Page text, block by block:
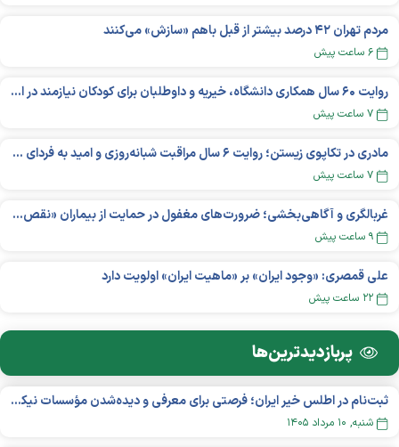
مردم تهران ۴۲ درصد بیشتر از قبل باهم «سازش» می‌کنند
۶ ساعت پیش
روایت ۶۰ سال همکاری دانشگاه، خیریه و داوطلبان برای کودکان نیازمند در استرالیا
۷ ساعت پیش
مادری در تکاپوی زیستن؛ روایت ۶ سال مراقبت شبانه‌روزی و امید به فردای «نورا»
۷ ساعت پیش
غربالگری و آگاهی‌بخشی؛ ضرورت‌های مغفول در حمایت از بیماران «نقص ایمنی اولیه»
۹ ساعت پیش
علی قمصری: «وجود ایران» بر «ماهیت ایران» اولویت دارد
۲۲ ساعت پیش
پربازدید‌ترین‌ها
ثبت‌نام در اطلس خیر ایران؛ فرصتی برای معرفی و دیده‌شدن مؤسسات نیکوکاری
شنبه, ۱۰ مرداد ۱۴۰۵